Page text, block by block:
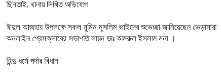
ছিনতাই, থানায় লিখিত অভিযোগ
ঈদুল আজহার উপলক্ষে সকল মুমিন মুসলিম ভাইদের শুভেচ্ছা জানিয়েছেন ভেড়ামারা
অনলাইন প্রেসক্লাবের সভাপতি লায়ন ডাঃ কামরুল ইসলাম মনা ।
হিন্দু ধর্মে পর্দার বিধান